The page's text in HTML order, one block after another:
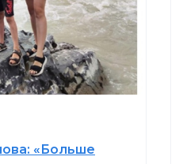
«Больше